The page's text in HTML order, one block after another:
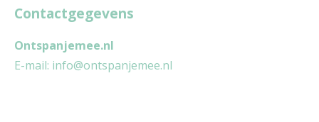
Contactgegevens
Ontspanjemee.nl
E-mail: info@ontspanjemee.nl